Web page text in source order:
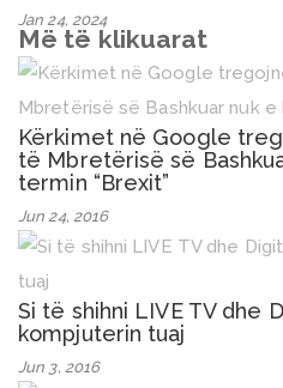
Jan 24, 2024
Më të klikuarat
Kërkimet në Google
të Mbretërisë së
termin “Brexit”
Jun 24, 2016
Si të shihni LIVE TV dhe
kompjuterin tuaj
Jun 3, 2016